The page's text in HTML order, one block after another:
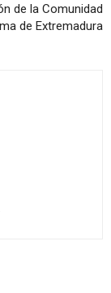
de la Comunidad
de Extremadura